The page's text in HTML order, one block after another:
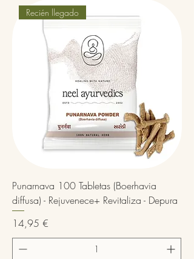
Recién llegado
Punarnava 100 Tabletas (Boerhavia
diffusa) - Rejuvenece+ Revitaliza - Depura
Precio
14,95 €